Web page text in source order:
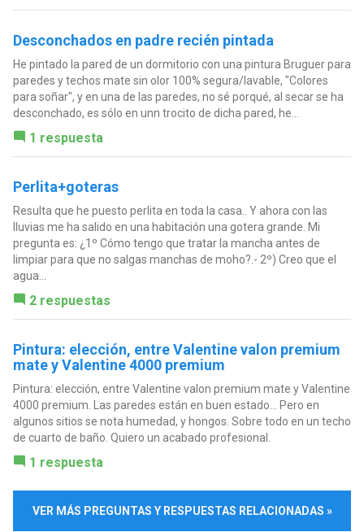
Desconchados en padre recién pintada
He pintado la pared de un dormitorio con una pintura Bruguer para
paredes y techos mate sin olor 100% segura/lavable, "Colores
para soñar", y en una de las paredes, no sé porqué, al secar se ha
desconchado, es sólo en unn trocito de dicha pared, he...
1 respuesta
Perlita+goteras
Resulta que he puesto perlita en toda la casa.. Y ahora con las
lluvias me ha salido en una habitación una gotera grande. Mi
pregunta es: ¿1º Cómo tengo que tratar la mancha antes de
limpiar para que no salgas manchas de moho?.- 2º) Creo que el
agua...
2 respuestas
Pintura: elección, entre Valentine valon premium
mate y Valentine 4000 premium
Pintura: elección, entre Valentine valon premium mate y Valentine
4000 premium. Las paredes están en buen estado... Pero en
algunos sitios se nota humedad, y hongos. Sobre todo en un techo
de cuarto de baño. Quiero un acabado profesional.
1 respuesta
VER MÁS PREGUNTAS Y RESPUESTAS RELACIONADAS »